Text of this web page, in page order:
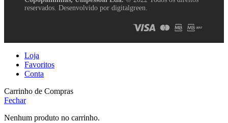
reservados. Desenvolvido por digitalgreen.
Loja
Favoritos
Conta
Carrinho de Compras
Fechar
Nenhum produto no carrinho.